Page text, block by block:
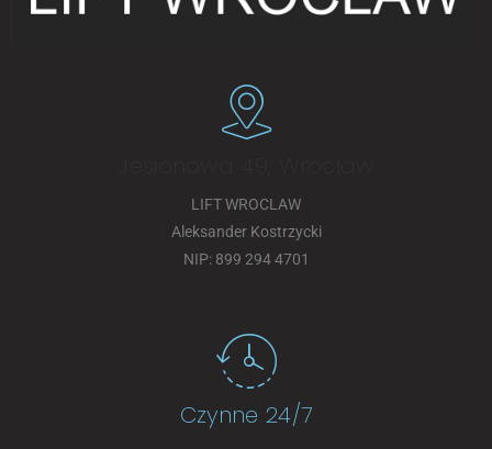
LIFT WROCLAW
Aleksander Kostrzycki
NIP: 899 294 4701
Czynne 24/7